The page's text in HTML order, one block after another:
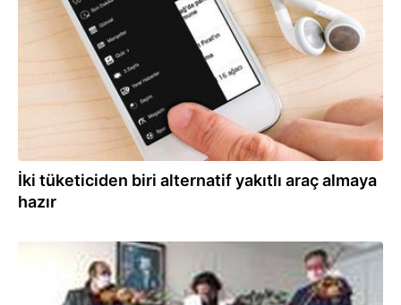
İki tüketiciden biri alternatif yakıtlı araç almaya
hazır
29.11.2020